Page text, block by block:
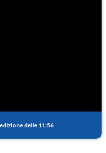
edizione delle 11:56